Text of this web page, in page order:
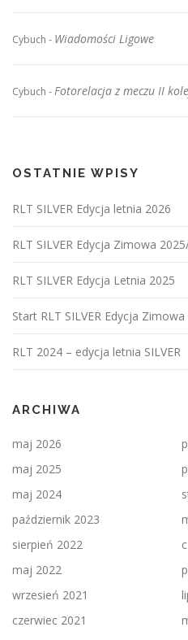
Cybuch - Wiadomości Ligowe
Cybuch -Fotorelacja z meczu II
OSTATNIE WPISY
RLT SILVER Edycja letnia 2026
RLT SILVER Edycja Zimowa
RLT SILVER Edycja Letnia 2025
Start RLT SILVER Edycja
RLT 2024 – edycja letnia SILVER
ARCHIWA
maj 2026
maj 2025
maj 2024
październik 2023
sierpień 2022
maj 2022
wrzesień 2021
czerwiec 2021